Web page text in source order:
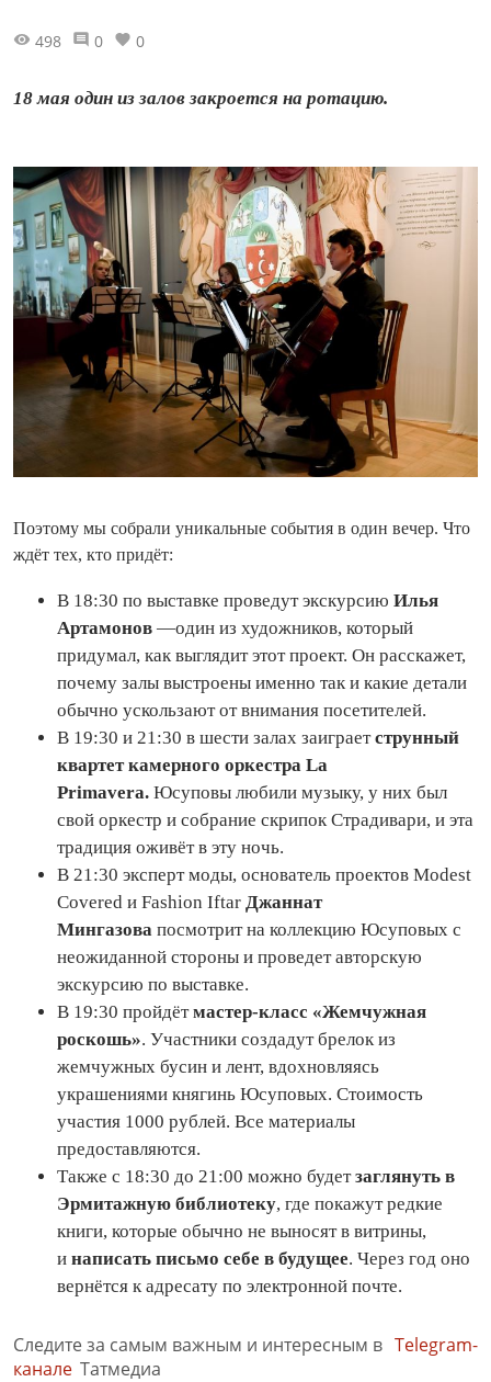
498 0 0
18 мая один из залов закроется на ротацию.
Поэтому мы собрали уникальные события в один вечер. Что
ждёт тех, кто придёт:
В 18:30 по выставке проведут экскурсию Илья
Артамонов —один из художников, который
придумал, как выглядит этот проект. Он расскажет,
почему залы выстроены именно так и какие детали
обычно ускользают от внимания посетителей.
В 19:30 и 21:30 в шести залах заиграетструнный
квартет камерного оркестра La
Primavera. Юсуповы любили музыку, у них был
свой оркестр и собрание скрипок Страдивари, и эта
традиция оживёт в эту ночь.
В 21:30 эксперт моды, основатель проектов Modest
Covered и Fashion Iftar Джаннат
Мингазова посмотрит на коллекцию Юсуповых с
неожиданной стороны и проведет авторскую
экскурсию по выставке.​​​
В 19:30 пройдётмастер-класс «Жемчужная
роскошь». Участники создадут брелок из
жемчужных бусин и лент, вдохновляясь
украшениями княгинь Юсуповых. Стоимость
участия 1000 рублей. Все материалы
предоставляются.
Также с 18:30 до 21:00 можно будетзаглянуть в
Эрмитажную библиотеку, где покажут редкие
книги, которые обычно не выносят в витрины,
и написать письмо себе в будущее. Через год оно
вернётся к адресату по электронной почте.
Следите за самым важным и интересным в Telegram-
канале Татмедиа